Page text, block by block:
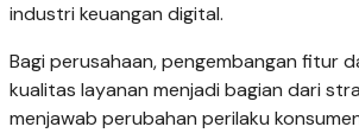
industri keuangan digital.
Bagi perusahaan, pengembangan fitur
kualitas layanan menjadi bagian dari
menjawab perubahan perilaku